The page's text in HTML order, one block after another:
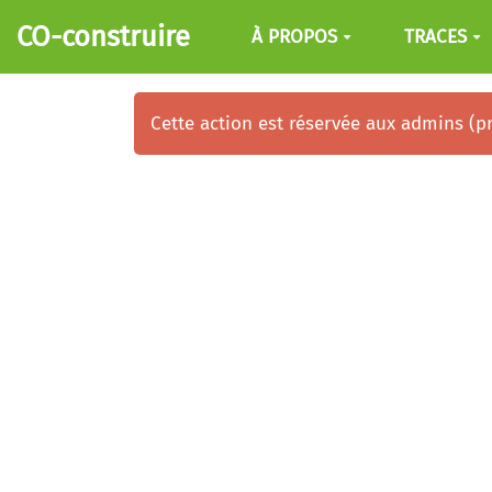
Aller au contenu principal
CO-construire À PROPOS TRACES
Cette action est réservée aux admins